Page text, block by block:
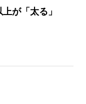
が「太る」